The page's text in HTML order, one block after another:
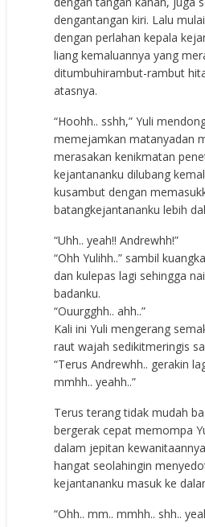
dengantangan kiri. Lalu
dengan perlahan kepala
liang kemaluannya yang
ditumbuhirambut-rambut
atasnya.
“Hoohh.. sshh,” Yuli
memejamkan matanyadan
merasakan kenikmatan
kejantananku dilubang
kusambut dengan
batangkejantananku lebih
“Uhh.. yeah!! Andrewhh!”
“Ohh Yulihh..” sambil
dan kulepas lagi sehingga
badanku.
“Ouurgghh.. ahh..”
Kali ini Yuli mengerang
raut wajah sedikitmeringis
“Terus Andrewhh.. gerakin
mmhh.. yeahh..”
Terus terang tidak mudah
bergerak cepat memompa
dalam jepitan
hangat seolahingin
kejantananku masuk ke
“Ohh.. mm.. mmhh.. shh..